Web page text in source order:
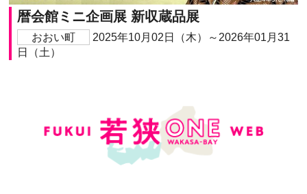
暦会館ミニ企画展 新収蔵品展
おおい町
2025年10月02日（木）～2026年01月31
日（土）